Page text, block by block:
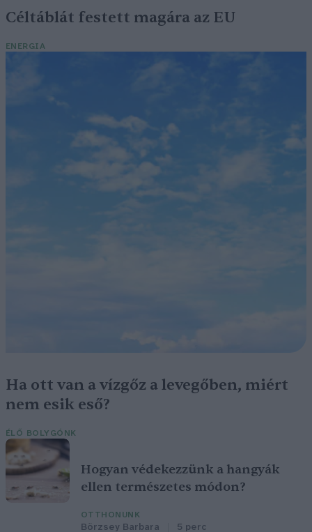
Céltáblát festett magára az EU
ENERGIA
Ha ott van a vízgőz a levegőben, miért
nem esik eső?
ÉLŐ BOLYGÓNK
Hogyan védekezzünk a hangyák
ellen természetes módon?
OTTHONUNK
Börzsey Barbara 5 perc